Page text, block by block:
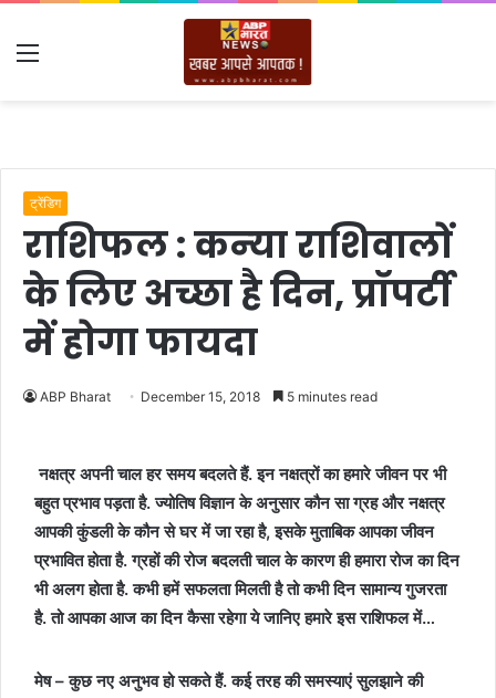
Menu
ट्रेंडिग
राशिफल : कन्‍या राशिवालों
के लिए अच्‍छा है दिन, प्रॉपर्टी
में होगा फायदा
ABP Bharat December 15, 2018 5 minutes read
नक्षत्र अपनी चाल हर समय बदलते हैं. इन नक्षत्रों का हमारे जीवन पर भी
बहुत प्रभाव पड़ता है. ज्योतिष विज्ञान के अनुसार कौन सा ग्रह और नक्षत्र
आपकी कुंडली के कौन से घर में जा रहा है, इसके मुताबिक आपका जीवन
प्रभावित होता है. ग्रहों की रोज बदलती चाल के कारण ही हमारा रोज का दिन
भी अलग होता है. कभी हमें सफलता मिलती है तो कभी दिन सामान्य गुजरता
है. तो आपका आज का दिन कैसा रहेगा ये जानिए हमारे इस राशिफल में…
मेष – कुछ नए अनुभव हो सकते हैं. कई तरह की समस्याएं सुलझाने की